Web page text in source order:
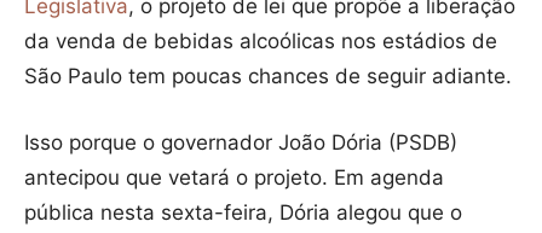
Legislativa, o projeto de lei que propõe a liberação
da venda de bebidas alcoólicas nos estádios de
São Paulo tem poucas chances de seguir adiante.
Isso porque o governador João Dória (PSDB)
antecipou que vetará o projeto. Em agenda
pública nesta sexta-feira, Dória alegou que o